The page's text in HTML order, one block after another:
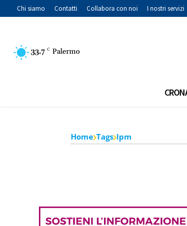
Chi siamo Contatti Collabora con noi I nostri servizi
33.7 C Palermo
Home Tags Ipm